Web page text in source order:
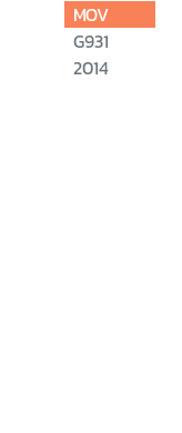
MOV
G931
2014